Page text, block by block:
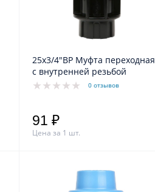
25х3/4"ВР Муфта переходная
с внутренней резьбой
0 отзывов
91 ₽
Цена за 1 шт.